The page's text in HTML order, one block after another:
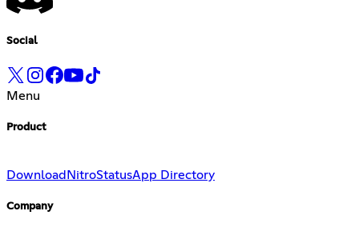
Social
Menu
Product
Download NitroStatusApp Directory
Company